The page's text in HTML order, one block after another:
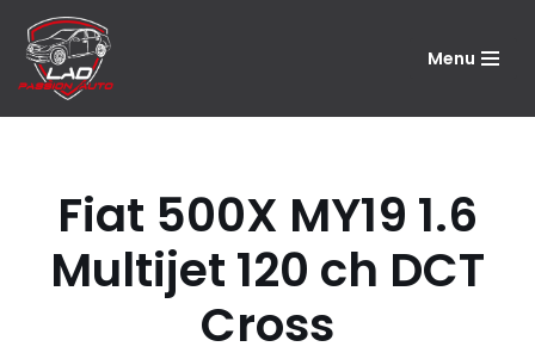
Aller
au
contenu
Menu
Fiat 500X MY19 1.6
Multijet 120 ch DCT
Cross